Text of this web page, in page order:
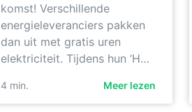
komst! Verschillende
energieleveranciers pakken
dan uit met gratis uren
elektriciteit. Tijdens hun ‘H…
4 min. Meer lezen